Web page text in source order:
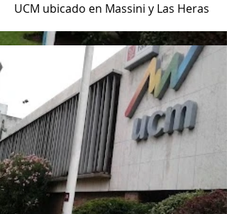
UCM ubicado en Massini y Las Heras